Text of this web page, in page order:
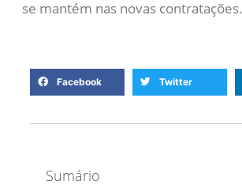
se mantém nas novas contratações.
Facebook Twitter
Sumário